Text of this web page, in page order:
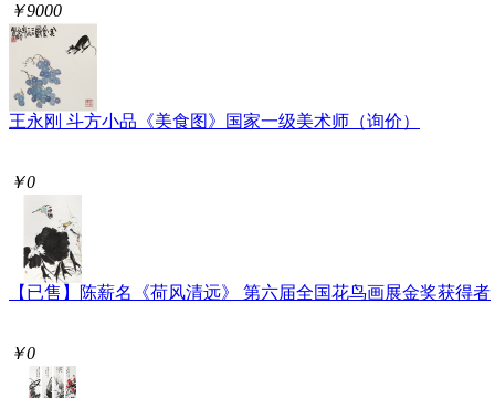
￥9000
王永刚 斗方小品《美食图》国家一级美术师（询价）
￥0
【已售】陈薪名《荷风清远》 第六届全国花鸟画展金奖获得者
￥0